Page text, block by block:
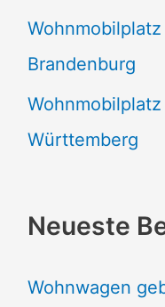
Brandenburg
Württemberg
Neueste
Wohnwagen